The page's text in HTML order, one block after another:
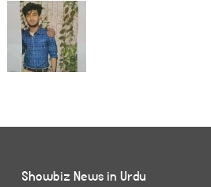
Showbiz News in Urdu